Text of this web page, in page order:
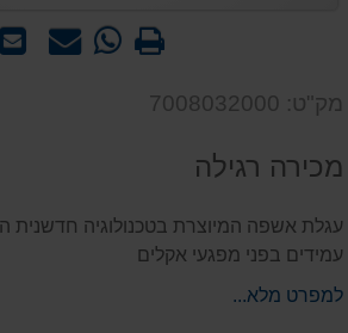
שלח
שאל WhatsApp
אותנו
מק"ט: 7008032000
מכירה רגילה
עגלת אשפה המיוצרת בטכנולוגיה חדשנית
עמידים בפני מפגעי אקלים
למפרט מלא...